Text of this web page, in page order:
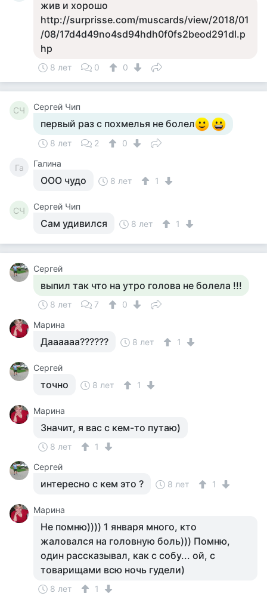
жив и хорошо
http://surprisse.com/muscards/view/2018/01
/08/17d4d49no4sd94hdh0f0fs2beod291dl.p
hp
8 лет 0 0
СЧ Сергей Чип
первый раз с похмелья не болел
8 лет 2 0
Га Галина
ООО чудо 8 лет 1
СЧ Сергей Чип
Сам удивился 8 лет 1
Сергей
выпил так что на утро голова не болела !!!
8 лет 7
0
Марина
Даааааа?????? 8 лет 1
Сергей
точно 8 лет 1
Марина
Значит, я вас с кем-то путаю)
8 лет
1
Сергей
интересно с кем это ? 8 лет 1
Марина
Не помню)))) 1 января много, кто
жаловался на головную боль))) Помню,
один рассказывал, как с собу... ой, с
товарищами всю ночь гудели)
8 лет
1